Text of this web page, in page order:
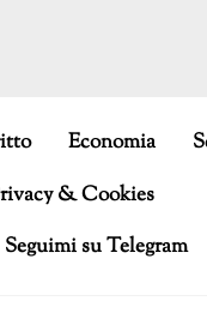
Economia
& Cookies
Seguimi su Telegram